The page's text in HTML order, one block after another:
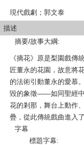
現代戲劇；郭文泰
描述
摘要/故事大綱:
《摘花》原是梨園戲傳
匠董永的花園，故意將
的法術引動董永的愛慕
毀的象徵——如同聖經中
花的剎那，舞台上動作
疊，從此傳統戲曲進入
字幕
標題字幕: